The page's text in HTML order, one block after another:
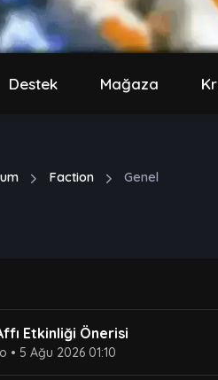
Destek Mağaza
Faction Genel
Etkinliği Önerisi
• 5 Ağu 2026 01:10